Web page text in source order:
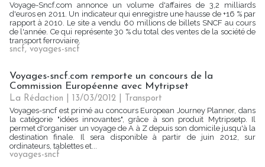
Voyage-Sncf.com annonce un volume d'affaires de 3,2 milliards
d'euros en 2011. Un indicateur qui enregistre une hausse de +16 % par
rapport à 2010. Le site a vendu 60 millions de billets SNCF au cours
de l'année. Ce qui représente 30 % du total des ventes de la société de
transport ferroviaire.
sncf, voyages-sncf
Voyages-sncf.com remporte un concours de la
Commission Européenne avec Mytripset
La Rédaction | 13/03/2012
Transport
Voyages-sncf est primé au concours European Journey Planner, dans
la catégorie "idées innovantes", grâce à son produit Mytripsetp. Il
permet d'organiser un voyage de A à Z depuis son domicile jusqu'à la
destination finale. Il sera disponible à partir de juin 2012, sur
ordinateurs, tablettes et...
voyages-sncf